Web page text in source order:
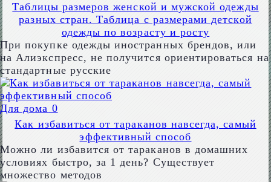
Таблицы размеров женской и мужской одежды
разных стран. Таблица с размерами детской
одежды по возрасту и росту
При покупке одежды иностранных брендов, или
на Алиэкспресс, не получится ориентироваться на
стандартные русские
Для дома 0
Как избавиться от тараканов навсегда, самый
эффективный способ
Можно ли избавится от тараканов в домашних
условиях быстро, за 1 день? Существует
множество методов